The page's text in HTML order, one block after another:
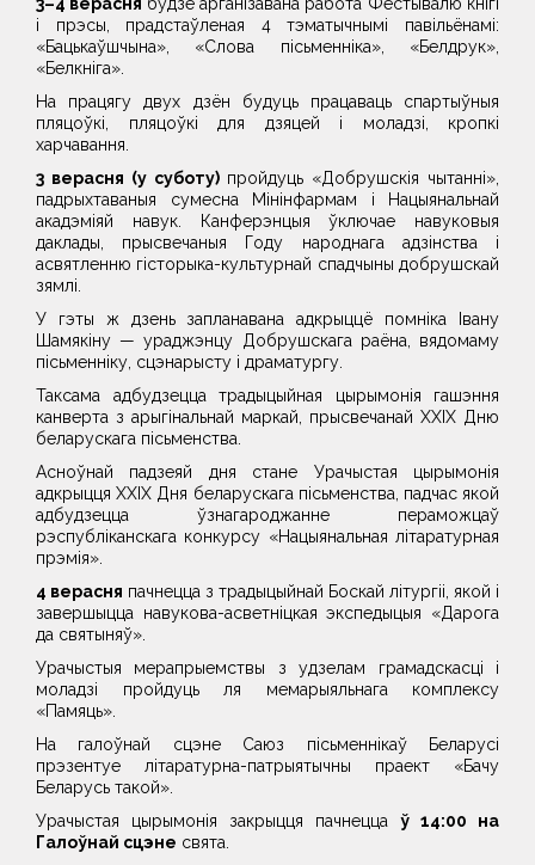
і прэсы, прадстаўленая 4 тэматычнымі павільёнамі:
«Бацькаўшчына», «Слова пісьменніка», «Белдрук»,
«Белкніга».
На працягу двух дзён будуць працаваць спартыўныя
пляцоўкі, пляцоўкі для дзяцей і моладзі, кропкі
харчавання.
3 верасня (у суботу) пройдуць «Добрушскія чытанні»,
падрыхтаваныя сумесна Мінінфармам і Нацыянальнай
акадэміяй навук. Канферэнцыя ўключае навуковыя
даклады, прысвечаныя Году народнага адзінства і
асвятленню гісторыка-культурнай спадчыны добрушскай
зямлі.
У гэты ж дзень запланавана адкрыццё помніка Івану
Шамякіну — ураджэнцу Добрушскага раёна, вядомаму
пісьменніку, сцэнарысту і драматургу.
Таксама адбудзецца традыцыйная цырымонія гашэння
канверта з арыгінальнай маркай, прысвечанай XXIХ Дню
беларускага пісьменства.
Асноўнай падзеяй дня стане Урачыстая цырымонія
адкрыцця XXIX Дня беларускага пісьменства, падчас якой
адбудзецца ўзнагароджанне пераможцаў
рэспубліканскага конкурсу «Нацыянальная літаратурная
прэмія».
4 верасня пачнецца з традыцыйнай Боскай літургіі, якой і
завершыцца навукова-асветніцкая экспедыцыя «Дарога
да святыняў».
Урачыстыя мерапрыемствы з удзелам грамадскасці і
моладзі пройдуць ля мемарыяльнага комплексу
«Памяць».
На галоўнай сцэне Саюз пісьменнікаў Беларусі
прэзентуе літаратурна-патрыятычны праект «Бачу
Беларусь такой».
Урачыстая цырымонія закрыцця пачнецца ў 14:00 на
Галоўнай сцэне свята.